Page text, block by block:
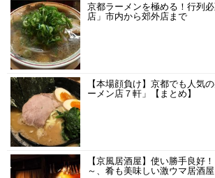
京都ラーメンを極める！行列
店」市内から郊外店まで
【本場顔負け】京都でも人気
ーメン店７軒」【まとめ】
【京風居酒屋】使い勝手良好
～、肴も美味しい激ウマ居酒